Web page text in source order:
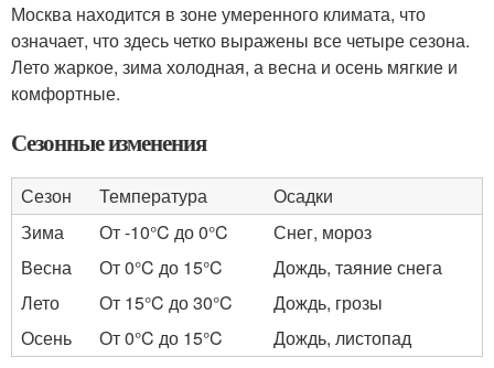
Москва находится в зоне умеренного климата, что
означает, что здесь четко выражены все четыре сезона.
Лето жаркое, зима холодная, а весна и осень мягкие и
комфортные.
Сезонные изменения
Сезон Температура
Осадки
Зима
От -10°C до 0°C
Снег, мороз
Весна
От 0°C до 15°C
Дождь, таяние снега
Лето
От 15°C до 30°C
Дождь, грозы
Осень
От 0°C до 15°C Дождь, листопад